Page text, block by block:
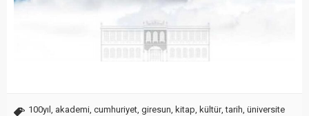
100yıl akademi cumhuriyet giresun kitap kültür,tarih üniversite